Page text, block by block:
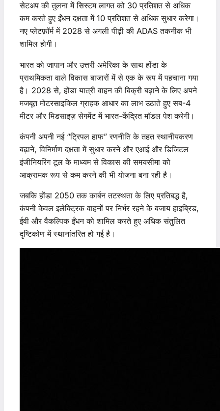
सेटअप की तुलना में सिस्टम लागत को 30 प्रतिशत से अधिक
कम करते हुए ईंधन दक्षता में 10 प्रतिशत से अधिक सुधार करेगा।
नए प्लेटफ़ॉर्म में 2028 से अगली पीढ़ी की ADAS तकनीक भी
शामिल होगी।
भारत को जापान और उत्तरी अमेरिका के साथ होंडा के
प्राथमिकता वाले विकास बाजारों में से एक के रूप में पहचाना गया
है। 2028 से, होंडा यात्री वाहन की बिक्री बढ़ाने के लिए अपने
मजबूत मोटरसाइकिल ग्राहक आधार का लाभ उठाते हुए सब-4
मीटर और मिडसाइज़ सेगमेंट में भारत-केंद्रित मॉडल पेश करेगी।
कंपनी अपनी नई “ट्रिपल हाफ” रणनीति के तहत स्थानीयकरण
बढ़ाने, विनिर्माण दक्षता में सुधार करने और एआई और डिजिटल
इंजीनियरिंग टूल के माध्यम से विकास की समयसीमा को
आक्रामक रूप से कम करने की भी योजना बना रही है।
जबकि होंडा 2050 तक कार्बन तटस्थता के लिए प्रतिबद्ध है,
कंपनी केवल इलेक्ट्रिक वाहनों पर निर्भर रहने के बजाय हाइब्रिड,
ईवी और वैकल्पिक ईंधन को शामिल करते हुए अधिक संतुलित
दृष्टिकोण में स्थानांतरित हो गई है।